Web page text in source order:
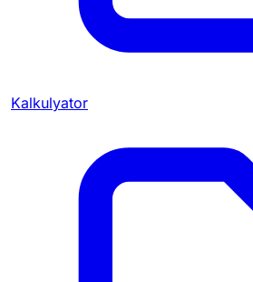
Kalkulyator